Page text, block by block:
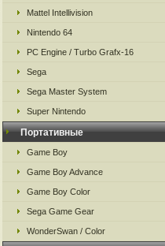
Mattel Intellivision
Nintendo 64
PC Engine / Turbo Grafx-16
Sega
Sega Master System
Super Nintendo
Портативные
Game Boy
Game Boy Advance
Game Boy Color
Sega Game Gear
WonderSwan / Color